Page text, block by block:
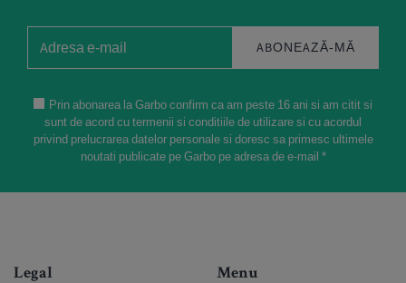
ABONEAZĂ-MĂ
Prin abonarea la Garbo confirm ca am peste 16 ani si am citit si
sunt de acord cu termenii si conditiile de utilizare si cu acordul
privind prelucrarea datelor personale si doresc sa primesc ultimele
noutati publicate pe Garbo pe adresa de e-mail *
Legal Menu